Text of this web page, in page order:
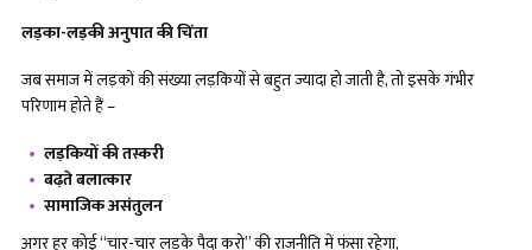
लड़का-लड़की अनुपात की चिंता
जब समाज में लड़कों की संख्या लड़कियों से बहुत ज्यादा हो जाती है, तो इसके गंभीर
परिणाम होते हैं –
लड़कियों की तस्करी
बढ़ते बलात्कार
सामाजिक असंतुलन
अगर हर कोई “चार-चार लड़के पैदा करो” की राजनीति में फंसा रहेगा,